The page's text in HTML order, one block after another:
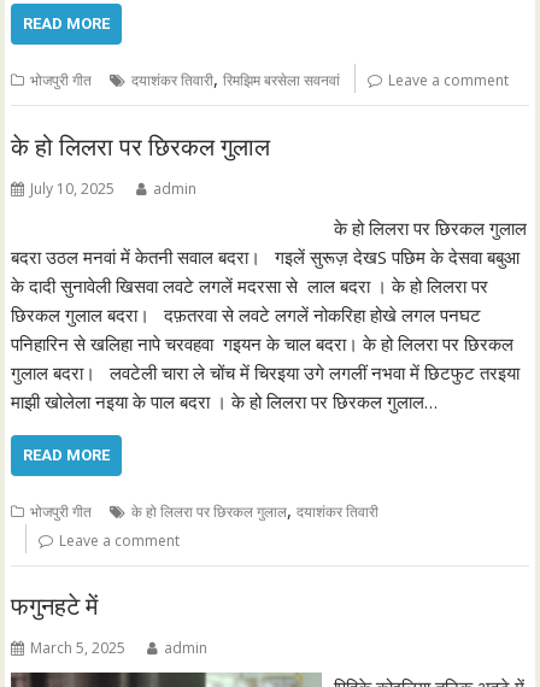
READ MORE
भोजपुरी गीत दयाशंकर तिवारी,रिमझिम बरसेला सवनवां Leave a comment
के हो लिलरा पर छिरकल गुलाल
July 10, 2025 admin
के हो लिलरा पर छिरकल गुलाल
बदरा उठल मनवां में केतनी सवाल बदरा। गइलें सुरूज़ देखS पछिम के देसवा बबुआ
के दादी सुनावेली खिसवा लवटे लगलें मदरसा से लाल बदरा । के हो लिलरा पर
छिरकल गुलाल बदरा। दफ़तरवा से लवटे लगलें नोकरिहा होखे लगल पनघट
पनिहारिन से खलिहा नापे चरवहवा गइयन के चाल बदरा। के हो लिलरा पर छिरकल
गुलाल बदरा। लवटेली चारा ले चोंच में चिरइया उगे लगलीं नभवा में छिटफुट तरइया
माझी खोलेला नइया के पाल बदरा । के हो लिलरा पर छिरकल गुलाल…
READ MORE
भोजपुरी गीत के हो लिलरा पर छिरकल गुलाल,दयाशंकर तिवारी
Leave a comment
फगुनहटे में
March 5, 2025 admin